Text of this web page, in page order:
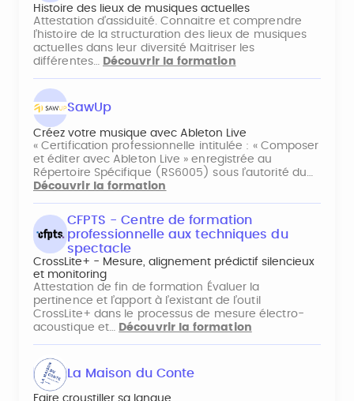
Histoire des lieux de musiques actuelles
Attestation d’assiduité. Connaitre et comprendre
l’histoire de la structuration des lieux de musiques
actuelles dans leur diversité Maitriser les
différentes… Découvrir la formation
SawUp
Créez votre musique avec Ableton Live
« Certification professionnelle intitulée : « Composer
et éditer avec Ableton Live » enregistrée au
Répertoire Spécifique (RS6005) sous l’autorité du…
Découvrir la formation
CFPTS - Centre de formation
professionnelle aux techniques du
spectacle
CrossLite+ - Mesure, alignement prédictif silencieux
et monitoring
Attestation de fin de formation Évaluer la
pertinence et l’apport à l’existant de l’outil
CrossLite+ dans le processus de mesure électro-
acoustique et…
Découvrir la formation
La Maison du Conte
Faire croustiller sa langue